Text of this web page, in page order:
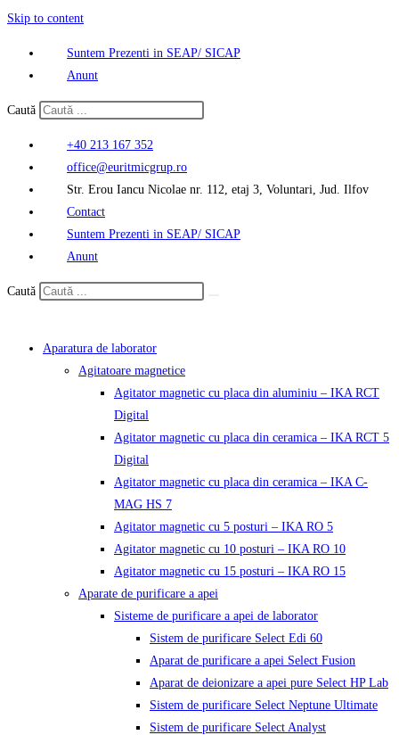
Skip to content
Suntem Prezenti in SEAP/ SICAP
Anunt
Caută
+40 213 167 352
office@euritmicgrup.ro
Str. Erou Iancu Nicolae nr. 112, etaj 3, Voluntari, Jud. Ilfov
Contact
Suntem Prezenti in SEAP/ SICAP
Anunt
Caută
Aparatura de laborator
Agitatoare magnetice
Agitator magnetic cu placa din aluminiu – IKA RCT
Digital
Agitator magnetic cu placa din ceramica – IKA RCT 5
Digital
Agitator magnetic cu placa din ceramica – IKA C-
MAG HS 7
Agitator magnetic cu 5 posturi – IKA RO 5
Agitator magnetic cu 10 posturi – IKA RO 10
Agitator magnetic cu 15 posturi – IKA RO 15
Aparate de purificare a apei
Sisteme de purificare a apei de laborator
Sistem de purificare Select Edi 60
Aparat de purificare a apei Select Fusion
Aparat de deionizare a apei pure Select HP Lab
Sistem de purificare Select Neptune Ultimate
Sistem de purificare Select Analyst